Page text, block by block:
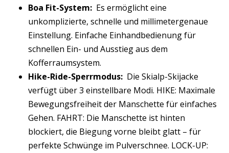
Boa Fit-System: Es ermöglicht eine
unkomplizierte, schnelle und millimetergenaue
Einstellung. Einfache Einhandbedienung für
schnellen Ein- und Ausstieg aus dem
Kofferraumsystem.
Hike-Ride-Sperrmodus: Die Skialp-Skijacke
verfügt über 3 einstellbare Modi. HIKE: Maximale
Bewegungsfreiheit der Manschette für einfaches
Gehen. FAHRT: Die Manschette ist hinten
blockiert, die Biegung vorne bleibt glatt – für
perfekte Schwünge im Pulverschnee. LOCK-UP: